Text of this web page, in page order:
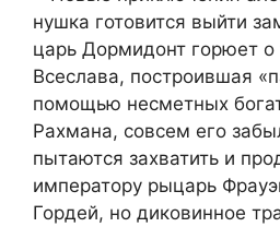
нушка готовится выйти
царь Дормидонт горюет о
Всеслава, построившая
помощью несметных
Рахмана, совсем его
пытаются захватить и
императору рыцарь
Гордей, но диковинное